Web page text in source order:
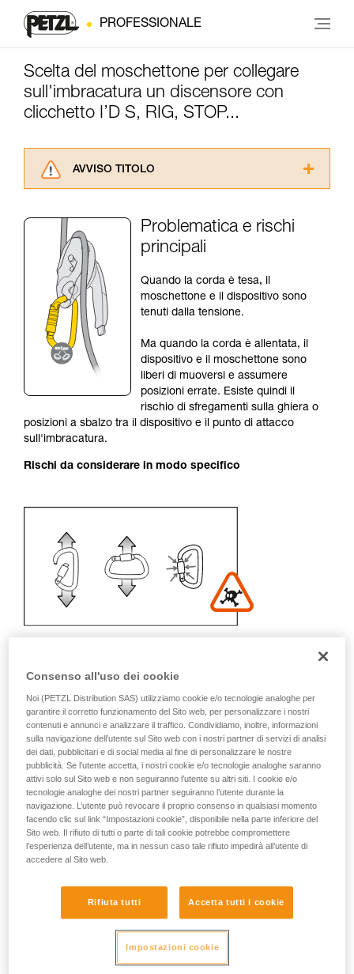
PROFESSIONALE
Scelta del moschettone per collegare
sull'imbracatura un discensore con
clicchetto I’D S, RIG, STOP...
AVVISO TITOLO
consultarlo. Dovete aver compreso le
informazioni dell’istruzione tecnica per poter
capire queste ulteriori informazioni.
La padronanza di queste tecniche richiede una
formazione ed un addestramento specifico.
Verificate con un professionista la vostra
capacità di rifare la manovra, da soli, in piena
sicurezza, prima di riprodurla autonomamente.
Forniamo esempi di tecniche relative alla vostra
attività. Ne possono esistere altre che non
vengono qui descritte.
Problematica e rischi
principali
Quando la corda è tesa, il
moschettone e il dispositivo sono
tenuti dalla tensione.
Ma quando la corda è allentata, il
dispositivo e il moschettone sono
liberi di muoversi e assumere
posizioni errate. Esiste quindi il
rischio di sfregamenti sulla ghiera o
posizioni a sbalzo tra il dispositivo e il punto di attacco
sull'imbracatura.
Rischi da considerare in modo specifico
Raccomandazione per moschettone
e accessori
- Utilizzare un moschettone Am’D e una barretta
CAPTIV.
- Scegliere il tipo di bloccaggio in base all'utilizzo.
Consenso all'uso dei cookie
Noi (PETZL Distribution SAS) utilizziamo cookie e/o tecnologie analoghe per
garantire il corretto funzionamento del Sito web, per personalizzare i nostri
contenuti e annunci e analizzare il traffico. Condividiamo, inoltre, informazioni
sulla navigazione dell’utente sul Sito web con i nostri partner di servizi di analisi
dei dati, pubblicitari e di social media al fine di personalizzare le nostre
pubblicità. Se l’utente accetta, i nostri cookie e/o tecnologie analoghe saranno
attivi solo sul Sito web e non seguiranno l’utente su altri siti. I cookie e/o
tecnologie analoghe dei nostri partner seguiranno l’utente durante la
navigazione. L’utente può revocare il proprio consenso in qualsiasi momento
facendo clic sul link “Impostazioni cookie”, disponibile nella parte inferiore del
Sito web. Il rifiuto di tutti o parte di tali cookie potrebbe compromettere
l’esperienza dell’utente, ma in nessun caso tale rifiuto impedirà all’utente di
accedere al Sito web.
Rifiuta tutti Accetta tutti i cookie
Impostazioni cookie